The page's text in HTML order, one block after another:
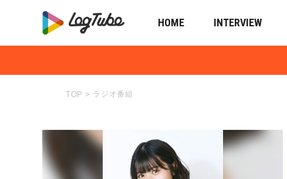
HOME INTERVIEW
TOP > ラジオ番組